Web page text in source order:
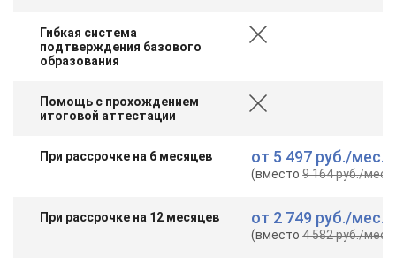
Гибкая система
подтверждения базового
образования
Помощь с прохождением
итоговой аттестации
При рассрочке на 6 месяцев от 5 497 руб./мес.
(вместо9 164 руб./мес.
При рассрочке на 12 месяцев от 2 749 руб./мес.
(вместо4 582 руб./мес.